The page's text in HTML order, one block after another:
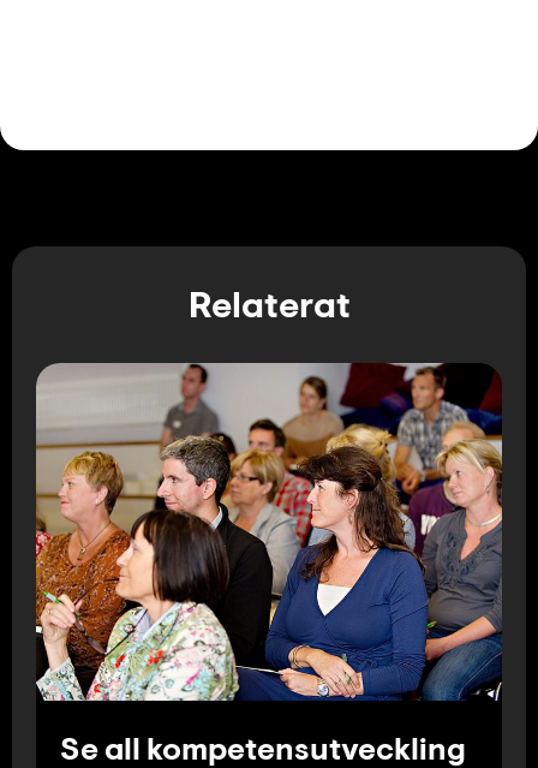
Relaterat
Se all kompetensutveckling